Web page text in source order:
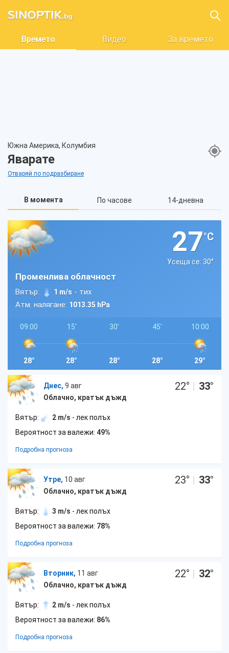
Времето Видео За времето
Южна Америка, Колумбия
Яварате
Отваряй по подразбиране
В момента По часове 14-дневна
27°C
Усеща се: 30°
Променлива облачност
Вятър: 1 m/s - тих
Атм. налягане: 1013.35 hPa
09:00
28°
15'
28°
30'
28°
45'
28°
10:00
29°
Днес, 9 авг
Облачно, кратък дъжд
22° | 33°
Вятър: 2 m/s - лек полъх
Вероятност за валежи: 49%
Подробна прогноза
Утре, 10 авг
Облачно, кратък дъжд
23° | 33°
Вятър: 3 m/s - лек полъх
Вероятност за валежи: 78%
Подробна прогноза
Вторник, 11 авг
Облачно, кратък дъжд
22° | 32°
Вятър: 2 m/s - лек полъх
Вероятност за валежи: 86%
Подробна прогноза